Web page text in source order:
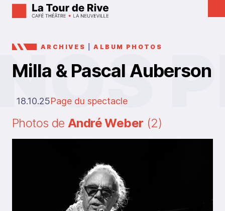
ARCHIVES |ALBUM PHOTOS
Milla & Pascal Auberson
18.10.25Page du spectacle
Photos de André Weber (2)